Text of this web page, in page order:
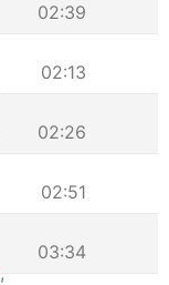
02:39
02:13
02:26
02:51
03:34
,